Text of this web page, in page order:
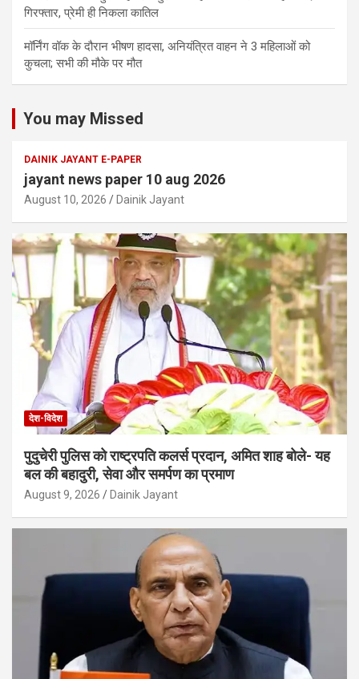
गिरफ्तार, प्रेमी ही निकला कातिल
मॉर्निंग वॉक के दौरान भीषण हादसा, अनियंत्रित वाहन ने 3 महिलाओं को
कुचला; सभी की मौके पर मौत
You may Missed
DAINIK JAYANT E-PAPER
jayant news paper 10 aug 2026
August 10, 2026 Dainik Jayant
देश-विदेश
पुदुचेरी पुलिस को राष्ट्रपति कलर्स प्रदान, अमित शाह बोले- यह
बल की बहादुरी, सेवा और समर्पण का प्रमाण
August 9, 2026 Dainik Jayant